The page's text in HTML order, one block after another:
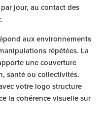
jour, au contact des
aux environnements
répétées. La
une couverture
santé ou collectivités.
votre logo structure
la cohérence visuelle sur